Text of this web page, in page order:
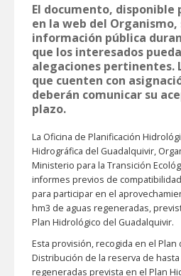
El documento, disponible
en la web del
información pública
que los interesados
alegaciones pertinentes.
que cuenten con
deberán comunicar su
plazo.
La Oficina de Planificación
Hidrográfica del Guadalquivir,
Ministerio para la Transición
informes previos de
para participar en el
hm3 de aguas regeneradas,
Plan Hidrológico del Guadalquivir.
Esta provisión, recogida en el
Distribución de la reserva de hasta
regeneradas prevista en el Plan